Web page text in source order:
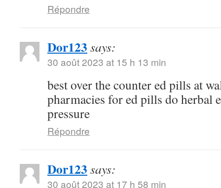
Répondre
Dor123 says:
30 août 2023 at 15 h 13 min
best over the counter ed pills at
pharmacies for ed pills do herbal
pressure
Répondre
Dor123 says:
30 août 2023 at 17 h 58 min